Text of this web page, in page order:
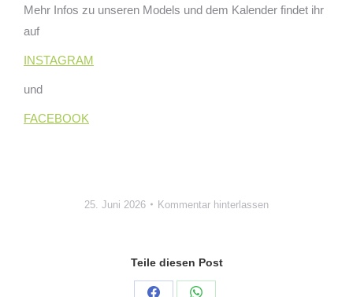
Mehr Infos zu unseren Models und dem Kalender findet ihr
auf
INSTAGRAM
und
FACEBOOK
25. Juni 2026 Kommentar hinterlassen
Teile diesen Post